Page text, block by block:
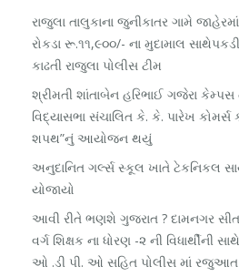
રાજુલા તાલુકાના જુનીકાતર ગામે
રોકડા રૂ.૧૧,૯૦૦/- ના મુદામાલ
કાઢતી રાજુલા પોલીસ ટીમ
શ્રીમતી શાંતાબેન હરિભાઈ ગજેરા
વિદ્યાસભા સંચાલિત કે. કે. પારેખ
શપથ”નું આયોજન થયું
અનુદાનિત ગર્લ્સ સ્કૂલ ખાતે ટેકનિકલ
યોજાયો
આવી રીતે ભણશે ગુજરાત ? દામનગર
વર્ગ શિક્ષક ના ધોરણ -૨ ની વિધાર્થીની
ઓ .ડી પી. ઓ સહિત પોલીસ માં રજુઆત